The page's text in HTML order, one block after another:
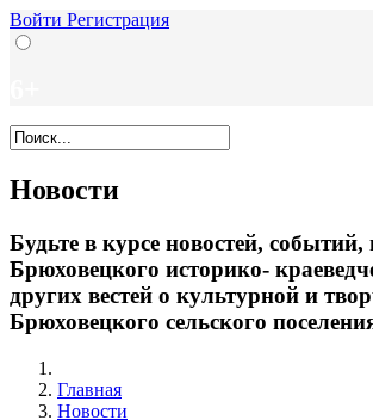
Войти Регистрация
Новости
Будьте в курсе новостей,
Брюховецкого историко-
других вестей о культурной и
Брюховецкого сельского
Главная
Новости